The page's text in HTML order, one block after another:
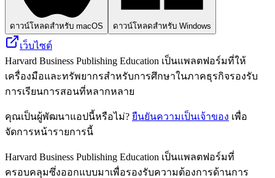
ดาวน์โหลดสำหรับ macOS ดาวน์โหลดสำหรับ Windows
เว็บไซต์
Harvard Business Publishing Education เป็นแพลตฟอร์มที่ให้
เครื่องมือและทรัพยากรสำหรับการศึกษาในภาคธุรกิจรองรับ
การเรียนการสอนที่หลากหลาย
คุณเป็นผู้พัฒนาแอปนี้หรือไม่? ยืนยันความเป็นเจ้าของ เพื่อ
จัดการหน้ารายการนี้
Harvard Business Publishing Education เป็นแพลตฟอร์มที่
ครอบคลุมซึ่งออกแบบมาเพื่อรองรับความต้องการด้านการ